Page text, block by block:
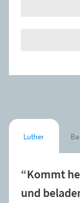
Luther
“Kommt
und